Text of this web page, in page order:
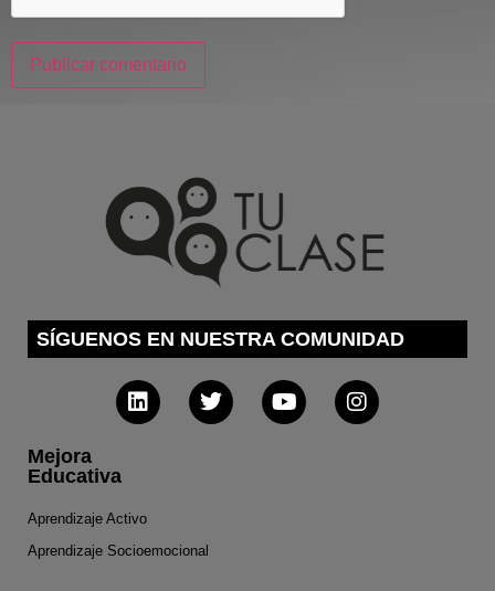
SÍGUENOS EN NUESTRA COMUNIDAD
Mejora
Educativa
Aprendizaje Activo
Aprendizaje Socioemocional